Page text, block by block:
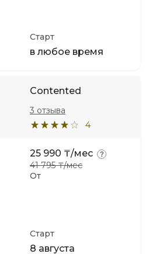
Старт
в любое время
Contented
4
3 отзыва
От
25 990 ₸/мес
41 795 ₸/мес
Старт
8 августа